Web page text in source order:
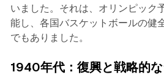
いました。それは、オリンピック
能し、各国バスケットボールの健
でもありました。
1940年代：復興と戦略的